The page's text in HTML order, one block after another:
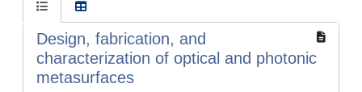
Design, fabrication, and
characterization of optical and photonic
metasurfaces